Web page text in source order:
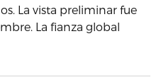
La vista preliminar fue
La fianza global